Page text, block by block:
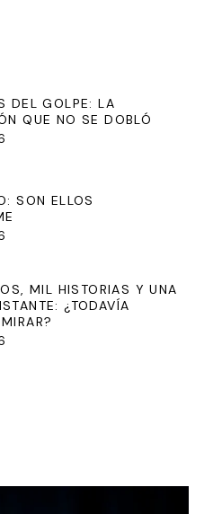
DEL GOLPE: LA
QUE NO SE DOBLÓ
SON ELLOS
MIL HISTORIAS Y UNA
¿TODAVÍA